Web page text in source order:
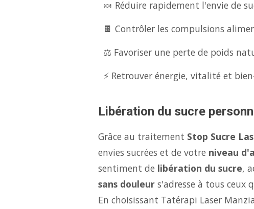
🍬 Réduire rapidement l'envie de
🍫 Contrôler les compulsions
⚖️ Favoriser une perte de poids
⚡ Retrouver énergie, vitalité et
Libération du sucre
Grâce au traitement Stop Sucre
envies sucrées et de votre niveau
sentiment de libération du sucre,
sans douleur s'adresse à tous ceux
En choisissant Tatérapi Laser